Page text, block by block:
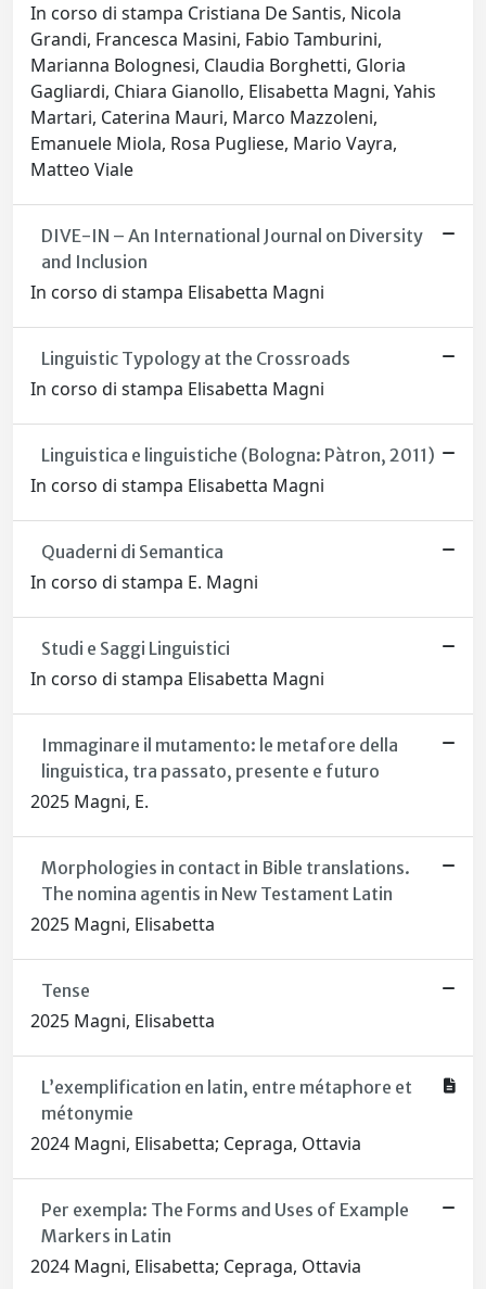
In corso di stampa Cristiana De Santis, Nicola
Grandi, Francesca Masini, Fabio Tamburini,
Marianna Bolognesi, Claudia Borghetti, Gloria
Gagliardi, Chiara Gianollo, Elisabetta Magni, Yahis
Martari, Caterina Mauri, Marco Mazzoleni,
Emanuele Miola, Rosa Pugliese, Mario Vayra,
Matteo Viale
DIVE-IN – An International Journal on Diversity
and Inclusion
In corso di stampa Elisabetta Magni
Linguistic Typology at the Crossroads
In corso di stampa Elisabetta Magni
Linguistica e linguistiche (Bologna: Pàtron, 2011)
In corso di stampa Elisabetta Magni
Quaderni di Semantica
In corso di stampa E. Magni
Studi e Saggi Linguistici
In corso di stampa Elisabetta Magni
Immaginare il mutamento: le metafore della
linguistica, tra passato, presente e futuro
2025 Magni, E.
Morphologies in contact in Bible translations.
The nomina agentis in New Testament Latin
2025 Magni, Elisabetta
Tense
2025 Magni, Elisabetta
L’exemplification en latin, entre métaphore et
métonymie
2024 Magni, Elisabetta; Cepraga, Ottavia
Per exempla: The Forms and Uses of Example
Markers in Latin
2024 Magni, Elisabetta; Cepraga, Ottavia